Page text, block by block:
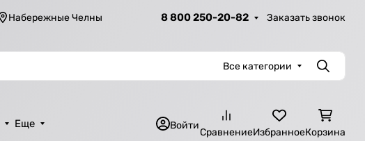
Набережные Челны 8 800 250-20-82 Заказать звонок
Все категории Поиск
Еще Войти
СравнениеИзбранноеКорзина